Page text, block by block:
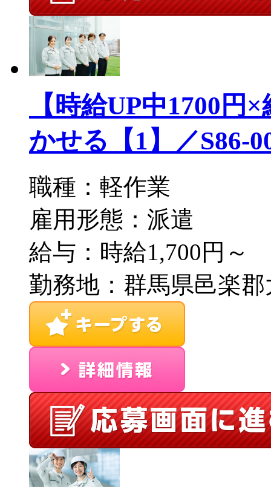
【時給UP中1700円
かせる【1】／S86-
職種：軽作業
雇用形態：派遣
給与：時給1,700円～
勤務地：群馬県邑楽